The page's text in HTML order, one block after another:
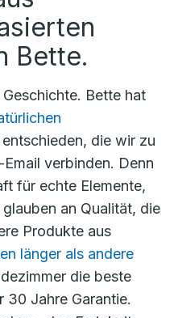
Bette.
Bette hat
die wir zu
verbinden. Denn
für echte Elemente,
glauben an Qualität, die
Produkte aus
länger als andere
die beste
30 Jahre Garantie.